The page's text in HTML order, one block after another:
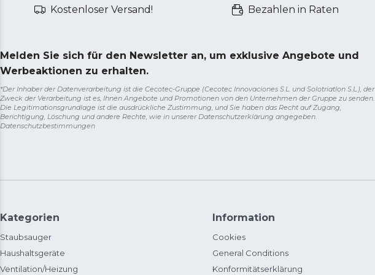
Kostenloser Versand! Bezahlen in Raten
Melden Sie sich für den Newsletter an, um exklusive Angebote und
Werbeaktionen zu erhalten.
*Der Inhaber der Datenverarbeitung ist die Cecotec-Gruppe (Cecotec Innovaciones S.L. und Solotriatlon S.L.), der
Zweck der Verarbeitung ist es, Ihnen Angebote und Promotionen von den Unternehmen der Gruppe zu senden.
Die Legitimationsgrundlage ist die ausdrückliche Zustimmung, und Sie haben das Recht auf Zugang,
Berichtigung, Löschung und andere Rechte, wie in unserer Datenschutzerklärung angegeben.
Datenschutzbestimmungen
Kategorien
Staubsauger
Haushaltsgeräte
Ventilation/Heizung
Information
Cookies
General Conditions
Konformitätserklärung